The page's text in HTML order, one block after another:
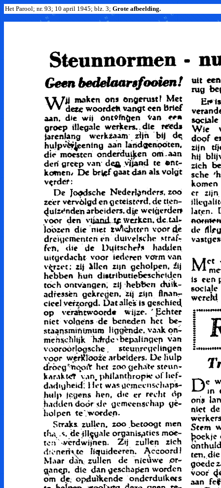
Het Parool; nr. 93; 10 april 1945; blz. 3; Grote afbeelding.